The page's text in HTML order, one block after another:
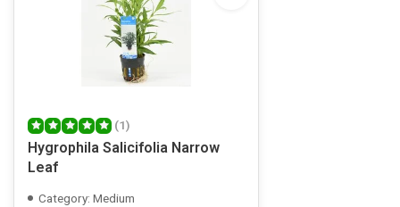
(1)
Hygrophila Salicifolia Narrow
Leaf
Category: Medium